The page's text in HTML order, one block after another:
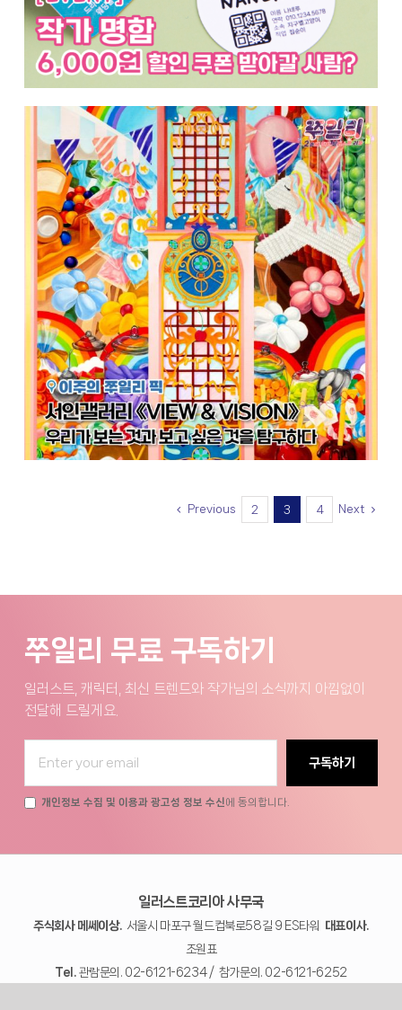
Previous 2 3 4 Next
쭈일리 무료 구독하기
일러스트, 캐릭터, 최신 트렌드와 작가님의 소식까지 아낌없이
전달해 드릴게요.
구독하기
개인정보 수집 및 이용과 광고성 정보 수신에 동의합니다.
일러스트코리아 사무국
주식회사 메쎄이상.서울시 마포구 월드컵북로58길 9 ES타워
대표이사.
조원표
Tel.관람문의. 02-6121-6234 / 참가문의. 02-6121-6252